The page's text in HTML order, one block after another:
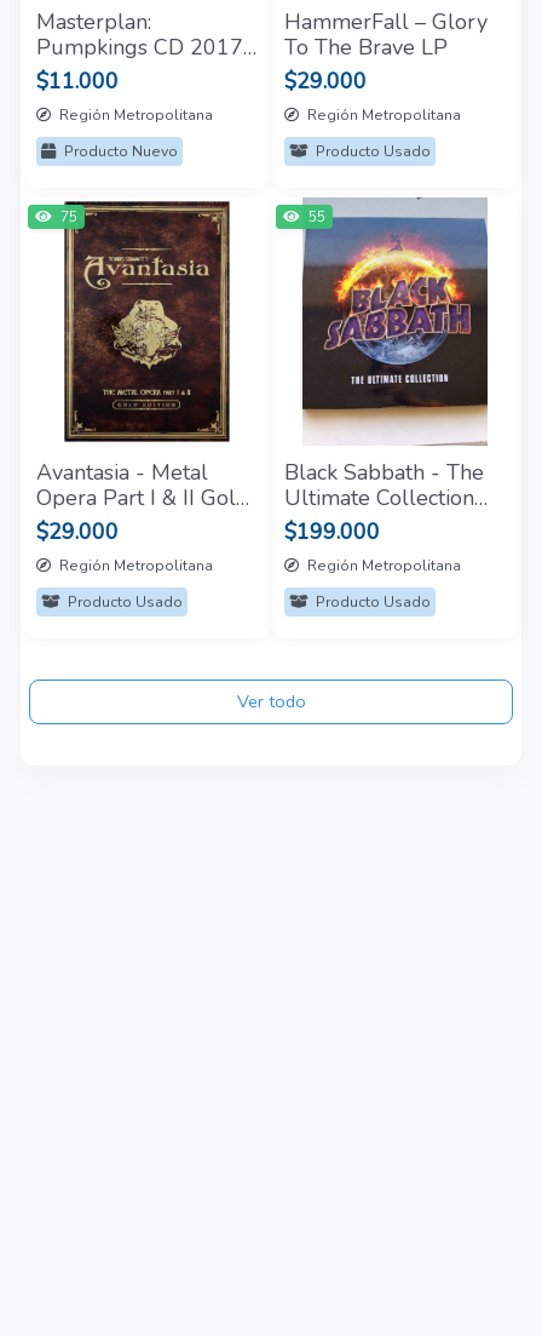
Masterplan:
Pumpkings CD 2017
Nuevo y Sellado
$11.000
Región Metropolitana
Producto Nuevo
HammerFall – Glory
To The Brave LP
$29.000
Región Metropolitana
Producto Usado
75
Avantasia - Metal
Opera Part I & II Gold
Edition Box Set CD
$29.000
Región Metropolitana
Producto Usado
55
Black Sabbath - The
Ultimate Collection
(Box Set 4 LP)
$199.000
Región Metropolitana
Producto Usado
Ver todo